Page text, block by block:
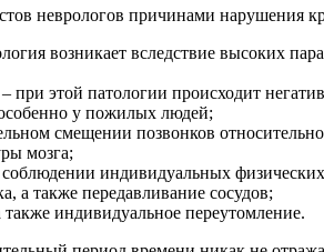
неврологов причинами нарушения
возникает вследствие высоких
– при этой патологии происходит
особенно у пожилых людей;
смещении позвонков
мозга;
индивидуальных
а также передавливание сосудов;
также индивидуальное переутомление.